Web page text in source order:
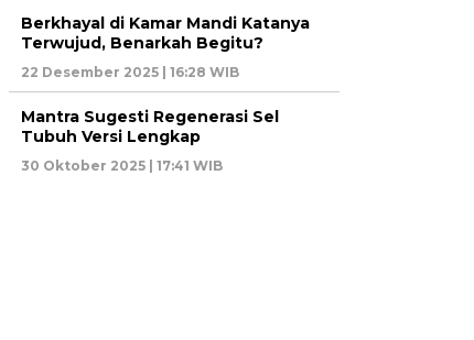
Berkhayal di Kamar Mandi Katanya
Terwujud, Benarkah Begitu?
22 Desember 2025 | 16:28 WIB
Mantra Sugesti Regenerasi Sel
Tubuh Versi Lengkap
30 Oktober 2025 | 17:41 WIB